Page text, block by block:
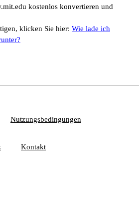
kostenlos konvertieren und
klicken Sie hier: Wie lade ich
Nutzungsbedingungen
Kontakt